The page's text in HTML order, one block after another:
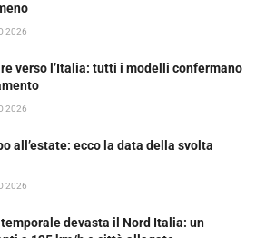
2026
verso l’Italia: tutti i modelli confermano
2026
all’estate: ecco la data della svolta
2026
devasta il Nord Italia: un